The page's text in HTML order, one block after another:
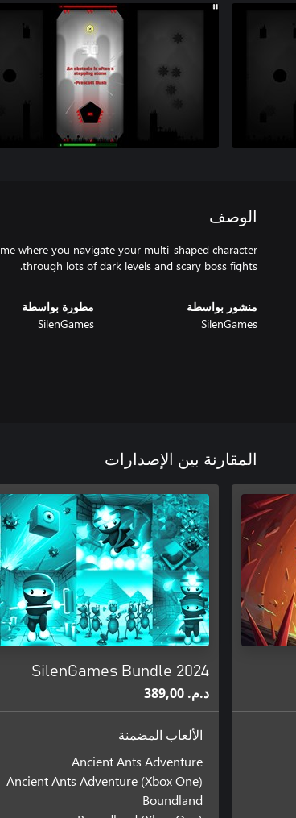
الوصف
where you navigate your multi-shaped character
through lots of dark levels and scary boss fights.
منشور بواسطة
SilenGames
مطورة بواسطة
SilenGames
المقارنة بين الإصدارات
SilenGames Bundle 2024
د.م.‏ 389,00
الألعاب المضمنة
Ancient Ants Adventure
Ancient Ants Adventure (Xbox One)
Boundland